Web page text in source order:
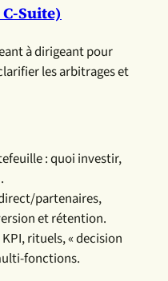
Suite)
à dirigeant pour
les arbitrages et
: quoi investir,
partenaires,
et rétention.
rituels, « decision
fonctions.